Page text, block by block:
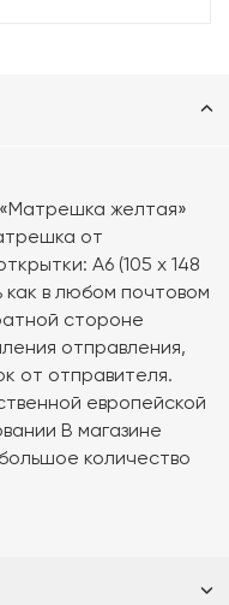
желтая»
от
А6 (105 х 148
в любом почтовом
стороне
отправления,
от отправителя.
европейской
В магазине
количество